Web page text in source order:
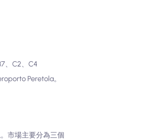
、C2、C4
Peretola。
市場主要分為三個